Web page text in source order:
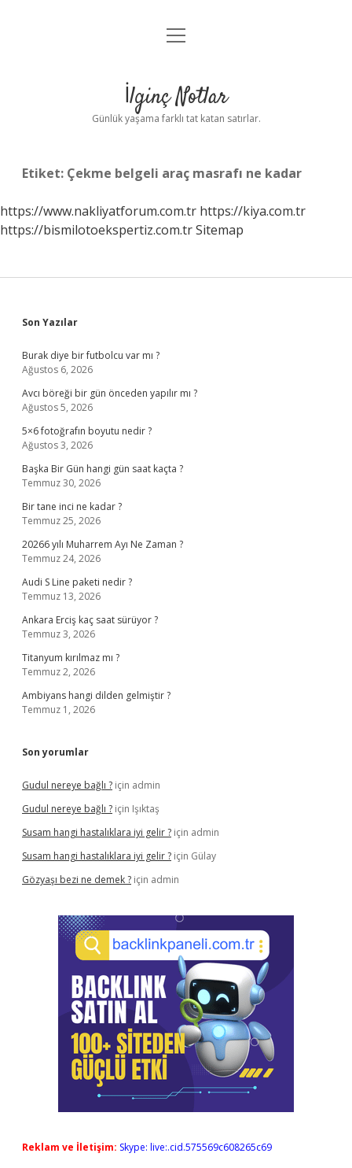
Anasayfa
Yasal Uyarı
menüyü
İlginç Notlar
Günlük yaşama farklı tat katan satırlar.
Etiket: Çekme belgeli araç masrafı ne kadar
https://www.nakliyatforum.com.tr https://kiya.com.tr
https://bismilotoekspertiz.com.trSitemap
Sidebar
Son Yazılar
Burak diye bir futbolcu var mı ?
Ağustos 6, 2026
Avcı böreği bir gün önceden yapılır mı ?
Ağustos 5, 2026
5×6 fotoğrafın boyutu nedir ?
Ağustos 3, 2026
Başka Bir Gün hangi gün saat kaçta ?
Temmuz 30, 2026
Bir tane inci ne kadar ?
Temmuz 25, 2026
20266 yılı Muharrem Ayı Ne Zaman ?
Temmuz 24, 2026
Audi S Line paketi nedir ?
Temmuz 13, 2026
Ankara Erciş kaç saat sürüyor ?
Temmuz 3, 2026
Titanyum kırılmaz mı ?
Temmuz 2, 2026
Ambiyans hangi dilden gelmiştir ?
Temmuz 1, 2026
Son yorumlar
Gudul nereye bağlı ? için admin
Gudul nereye bağlı ? için Işıktaş
Susam hangi hastalıklara iyi gelir ? için admin
Susam hangi hastalıklara iyi gelir ? için Gülay
Gözyaşı bezi ne demek ? için admin
Reklam ve İletişim: Skype: live:.cid.575569c608265c69